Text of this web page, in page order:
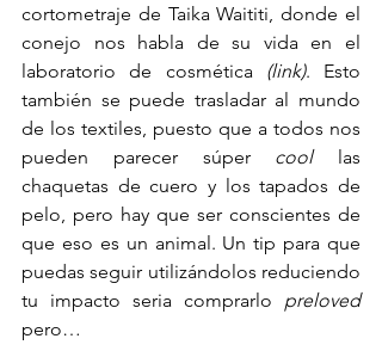
cortometraje de Taika Waititi, donde el
conejo nos habla de su vida en el
laboratorio de cosmética (link). Esto
también se puede trasladar al mundo
de los textiles, puesto que a todos nos
pueden parecer súper cool las
chaquetas de cuero y los tapados de
pelo, pero hay que ser conscientes de
que eso es un animal. Un tip para que
puedas seguir utilizándolos reduciendo
tu impacto seria comprarlo preloved
pero…